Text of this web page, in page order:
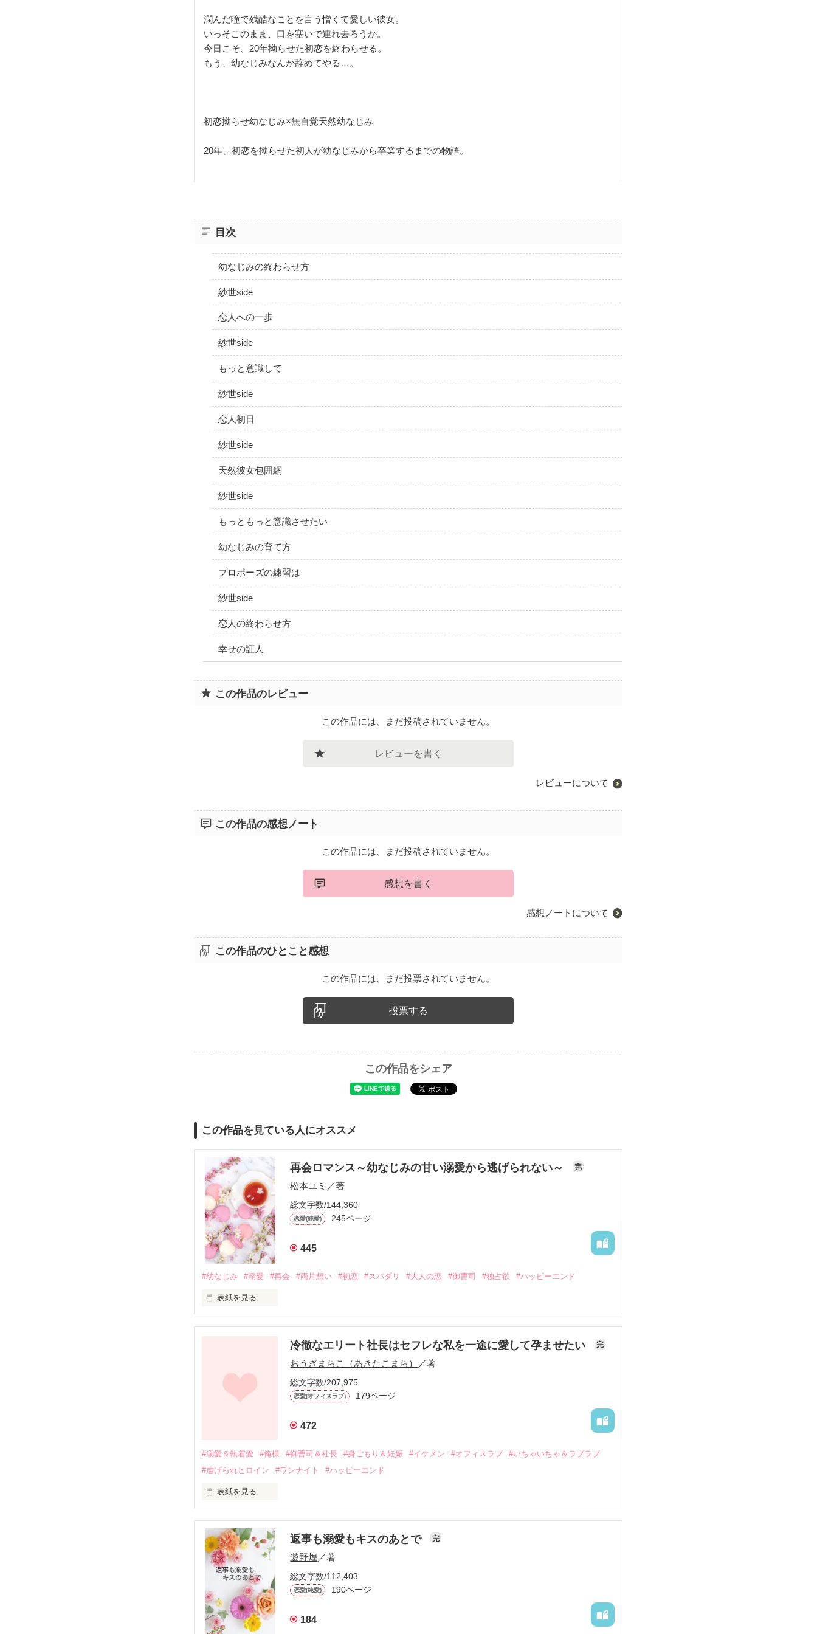
潤んだ瞳で残酷なことを言う憎くて愛しい彼女。
いっそこのまま、口を塞いで連れ去ろうか。
今日こそ、20年拗らせた初恋を終わらせる。
もう、幼なじみなんか辞めてやる…。
初恋拗らせ幼なじみ×無自覚天然幼なじみ
20年、初恋を拗らせた初人が幼なじみから卒業するまでの物語。
目次
幼なじみの終わらせ方
紗世side
恋人への一歩
紗世side
もっと意識して
紗世side
恋人初日
紗世side
天然彼女包囲網
紗世side
もっともっと意識させたい
幼なじみの育て方
プロポーズの練習は
紗世side
恋人の終わらせ方
幸せの証人
この作品のレビュー
この作品には、まだ投稿されていません。
レビューを書く
レビューについて
この作品の感想ノート
この作品には、まだ投稿されていません。
感想を書く
感想ノートについて
この作品のひとこと感想
この作品には、まだ投票されていません。
投票する
この作品をシェア
この作品を見ている人にオススメ
再会ロマンス～幼なじみの甘い溺愛から逃げられない～ 完
松本ユミ ／著
総文字数/144,360
恋愛(純愛) 245ページ
445
#幼なじみ #溺愛 #再会 #両片想い #初恋 #スパダリ #大人の恋 #御曹司 #独占欲 #ハッピーエンド
表紙を見る
しかし、ある出来事をきっかけに二人の関係は壊れてしまう。
関係修復もできないまま、美桜は両親の離婚によって
引っ越すことになり、哲平とも離れ離れになった。
運命のような再会を果たす。
そして、ひょんなことから
酔った勢いで一夜を共にしてしまった。
さらに、美桜が初めてだと知った哲平は
『責任をとる、結婚しよう』と真っ直ぐに告げてきた。
甘やかしてくる。
そんなある日、哲平は美桜がストーカー被害に
遭っていることを知る。
美桜を守るため、哲平は同居を提案してきて――。
夏木美桜(なつきみお)
✕
冷徹なエリート社長はセフレな私を一途に愛して孕ませたい 完
おうぎまちこ（あきたこまち） ／著
総文字数/207,975
恋愛(オフィスラブ) 179ページ
472
#溺愛＆執着愛 #俺様 #御曹司＆社長 #身ごもり＆妊娠 #イケメン #オフィスラブ
#いちゃいちゃ＆ラブラブ
#虐げられヒロイン
#ワンナイト #ハッピーエンド
表紙を見る
帰国後、美桜は新しい職場でワンナイトした美青年と再会。なんと彼の正体は、とある財閥御曹司に
も関わらず、一族を離れて起業した新進気鋭の実業家、社内でも冷徹だと評判な社長――御影恭司その
人だったのだ――！
なぜか恭司から飼い猫の世話係を命じられた美桜は、猫の世話を口実にしばしば呼び出された上、二
返事も溺愛もキスのあとで 完
遊野煌 ／著
総文字数/112,403
恋愛(純愛) 190ページ
184